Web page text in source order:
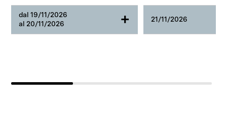
dal 19/11/2026
al 20/11/2026
+ 21/11/2026